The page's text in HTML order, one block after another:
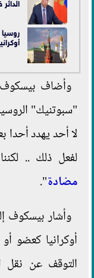
وأضاف بيسكوف
"سبوتنيك"
لا أحد يهدد
لفعل ذلك ..
مضادة".
وأشار بيسكوف
أوكرانيا كعضو
التوقف عن نقل